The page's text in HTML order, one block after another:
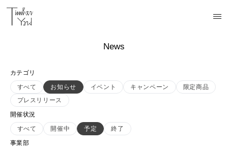
News
カテゴリ
すべて
お知らせ イベント キャンペーン
限定商品
プレスリリース
開催状況
すべて
開催中 予定
終了
事業部